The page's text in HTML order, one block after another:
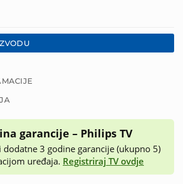
garancije – Philips TV
dodatne 3 godine garancije (ukupno 5)
uređaja. Registriraj TV ovdje